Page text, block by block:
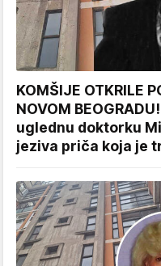
KOMŠIJE OTKRILE
NOVOM
uglednu doktorku
jeziva priča koja je